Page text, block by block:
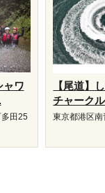
ャワ
田25
【尾道】
チャーク
東京都港区